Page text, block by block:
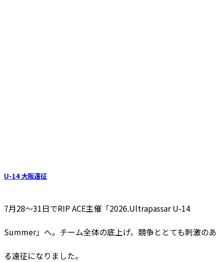
U-14 大阪遠征
7月28〜31日でRIP ACE主催「2026.Ultrapassar U-14
Summer」へ。チーム全体の底上げ、競争ととても刺激のあ
る遠征になりました。